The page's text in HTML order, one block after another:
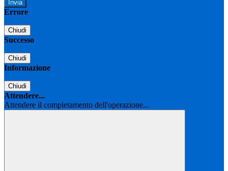
Errore
Chiudi
Successo
Chiudi
Informazione
Chiudi
Attendere...
Attendere il completamento dell'operazione...